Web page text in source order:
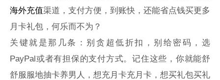
海外充值渠道，支付方便，到账快，还能省点钱买更多
月卡礼包，何乐而不为？
关键就是那几条：别贪超低折扣，别给密码，选
PayPal或者有担保的支付方式。记住这些，你就能舒
舒服服地抽卡养男人，想充月卡充月卡，想买礼包买礼